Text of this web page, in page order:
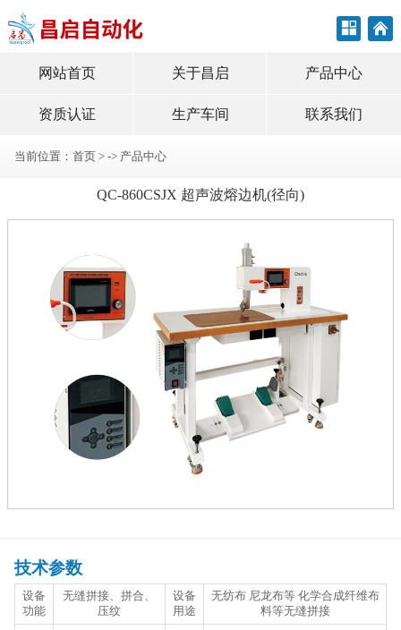
网站首页 关于昌启 产品中心
资质认证 生产车间 联系我们
当前位置： 首页 > -> 产品中心
QC-860CSJX 超声波熔边机(径向)
技术参数
设备
功能
无缝拼接、拼合、
压纹
设备
用途
无纺布 尼龙布等 化学合成纤维布
料等无缝拼接